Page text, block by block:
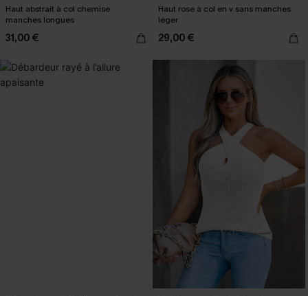
Haut abstrait à col chemise
manches longues
31,00 €
Haut rose à col en v sans manches
léger
29,00 €